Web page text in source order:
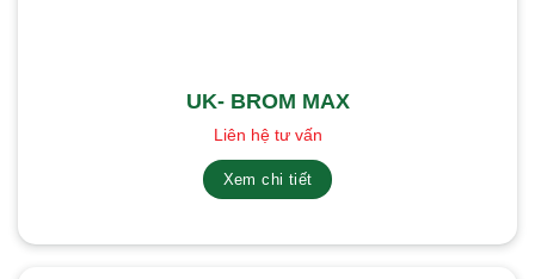
UK- BROM MAX
Liên hệ tư vấn
Xem chi tiết